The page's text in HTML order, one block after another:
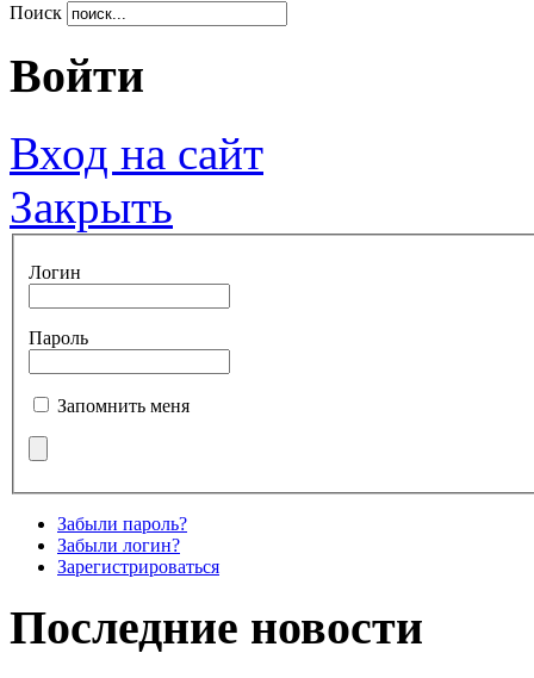
Поиск
Войти
Вход на сайт
Закрыть
Логин
Пароль
Запомнить меня
Забыли пароль?
Забыли логин?
Зарегистрироваться
Последние новости